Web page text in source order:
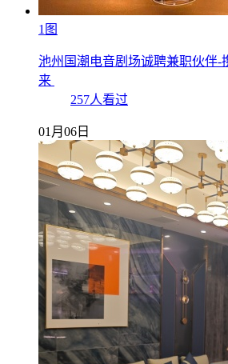
1图
池州国潮电音剧场诚聘兼职伙伴-
来
257人看过
01月06日